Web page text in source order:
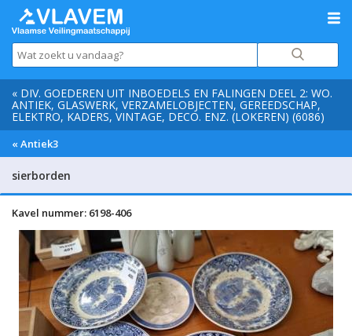
« DIV. GOEDEREN UIT INBOEDELS EN FALINGEN DEEL 2: WO.
ANTIEK, GLASWERK, VERZAMELOBJECTEN, GEREEDSCHAP,
ELEKTRO, KADERS, VINTAGE, DECO. ENZ. (LOKEREN) (6086)
« Antiek3
sierborden
Kavel nummer: 6198-406